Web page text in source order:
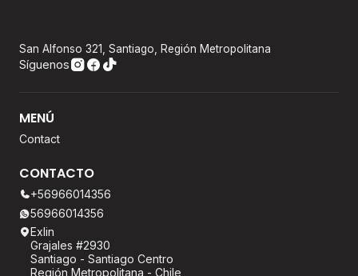
San Alfonso 321, Santiago, Región Metropolitana
Síguenos
MENÚ
Contact
CONTACTO
+56966014356
56966014356
Exlin
Grajales #2930
Santiago - Santiago Centro
Región Metropolitana - Chile